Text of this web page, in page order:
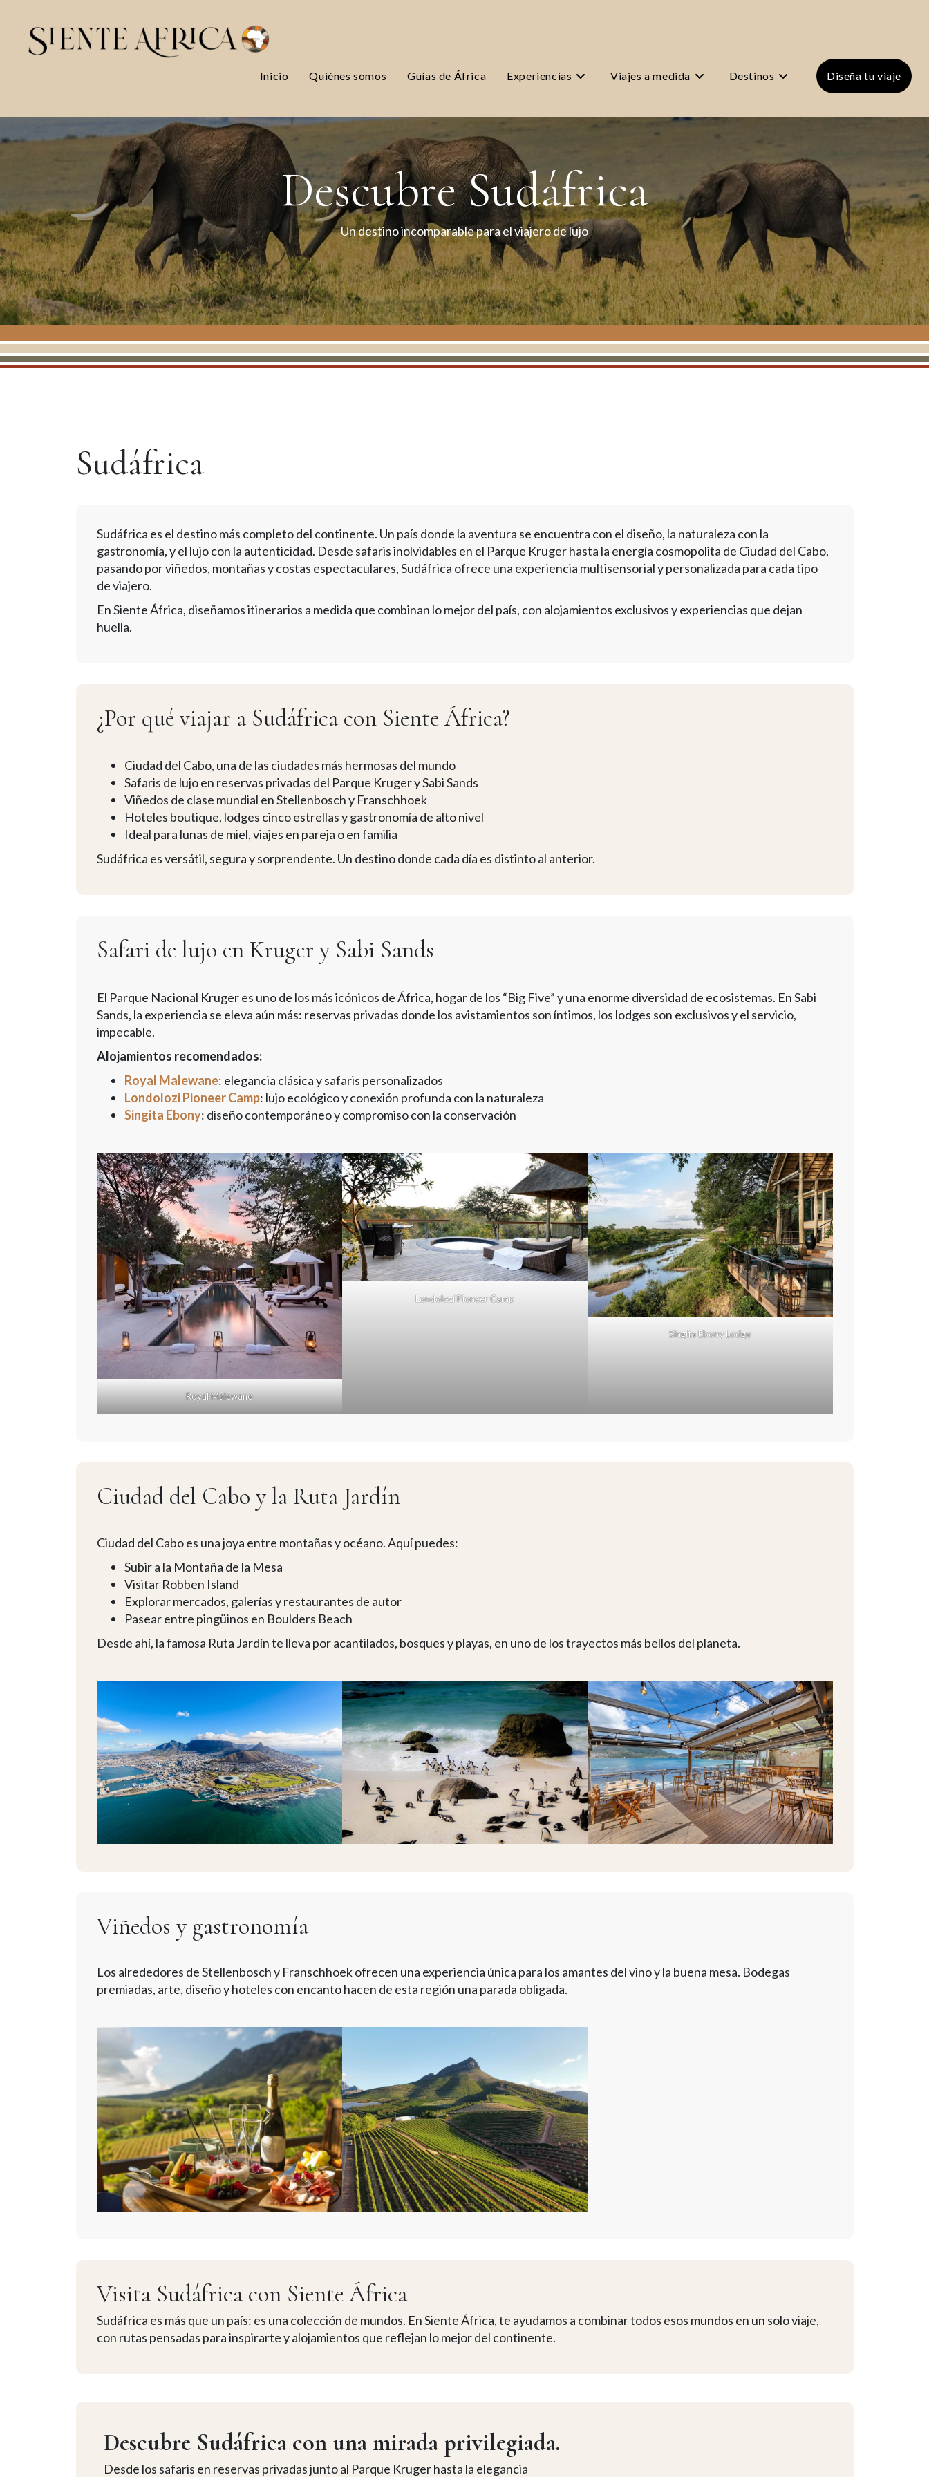
Inicio Quiénes somos Guías de África Experiencias Viajes a medida Destinos Diseña tu viaje
Descubre Sudáfrica
Un destino incomparable para el viajero de lujo
Sudáfrica
Sudáfrica es el destino más completo del continente. Un país donde la aventura se encuentra con el diseño, la naturaleza con la
gastronomía, y el lujo con la autenticidad. Desde safaris inolvidables en el Parque Kruger hasta la energía cosmopolita de Ciudad del Cabo,
pasando por viñedos, montañas y costas espectaculares, Sudáfrica ofrece una experiencia multisensorial y personalizada para cada tipo
de viajero.
En Siente África, diseñamos itinerarios a medida que combinan lo mejor del país, con alojamientos exclusivos y experiencias que dejan
huella.
¿Por qué viajar a Sudáfrica con Siente África?
Ciudad del Cabo, una de las ciudades más hermosas del mundo
Safaris de lujo en reservas privadas del Parque Kruger y Sabi Sands
Viñedos de clase mundial en Stellenbosch y Franschhoek
Hoteles boutique, lodges cinco estrellas y gastronomía de alto nivel
Ideal para lunas de miel, viajes en pareja o en familia
Sudáfrica es versátil, segura y sorprendente. Un destino donde cada día es distinto al anterior.
Safari de lujo en Kruger y Sabi Sands
El Parque Nacional Kruger es uno de los más icónicos de África, hogar de los “Big Five” y una enorme diversidad de ecosistemas. En Sabi
Sands, la experiencia se eleva aún más: reservas privadas donde los avistamientos son íntimos, los lodges son exclusivos y el servicio,
impecable.
Alojamientos recomendados:
Royal Malewane: elegancia clásica y safaris personalizados
Londolozi Pioneer Camp: lujo ecológico y conexión profunda con la naturaleza
Singita Ebony: diseño contemporáneo y compromiso con la conservación
Royal Malewane
Londolozi Pioneer Camp
Singita Ebony Lodge
Ciudad del Cabo y la Ruta Jardín
Ciudad del Cabo es una joya entre montañas y océano. Aquí puedes:
Subir a la Montaña de la Mesa
Visitar Robben Island
Explorar mercados, galerías y restaurantes de autor
Pasear entre pingüinos en Boulders Beach
Desde ahí, la famosa Ruta Jardín te lleva por acantilados, bosques y playas, en uno de los trayectos más bellos del planeta.
Viñedos y gastronomía
Los alrededores de Stellenbosch y Franschhoek ofrecen una experiencia única para los amantes del vino y la buena mesa. Bodegas
premiadas, arte, diseño y hoteles con encanto hacen de esta región una parada obligada.
Visita Sudáfrica con Siente África
Sudáfrica es más que un país: es una colección de mundos. En Siente África, te ayudamos a combinar todos esos mundos en un solo viaje,
con rutas pensadas para inspirarte y alojamientos que reflejan lo mejor del continente.
Descubre Sudáfrica con una mirada privilegiada.
Desde los safaris en reservas privadas junto al Parque Kruger hasta la elegancia